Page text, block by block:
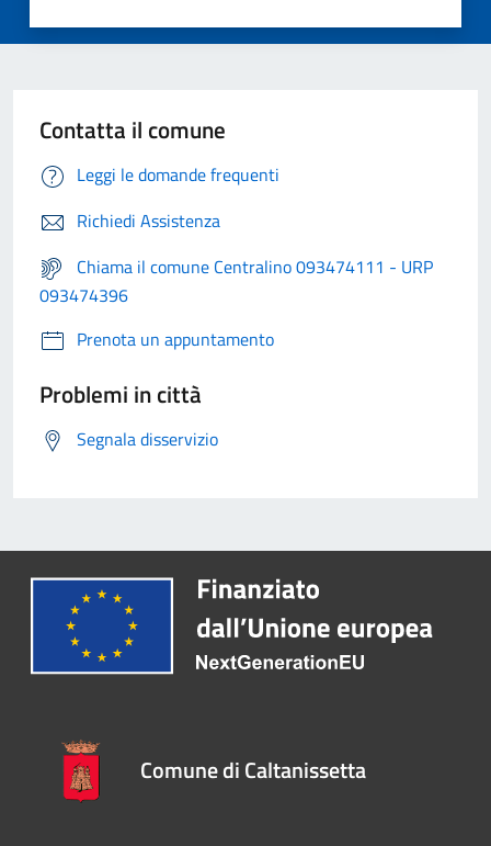
Contatta il comune
Leggi le domande frequenti
Richiedi Assistenza
Chiama il comune Centralino 093474111 - URP
093474396
Prenota un appuntamento
Problemi in città
Segnala disservizio
Comune di Caltanissetta